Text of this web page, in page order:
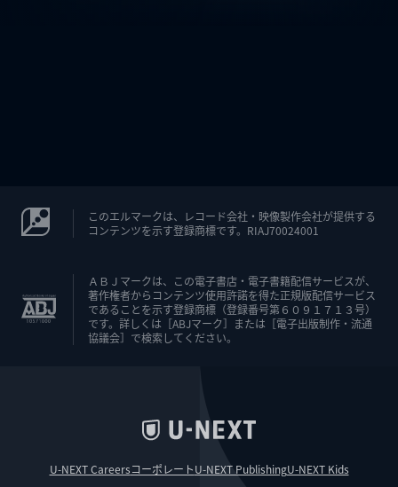
このエルマークは、レコード会社・映像製作会社が提供する
コンテンツを示す登録商標です。RIAJ70024001
ＡＢＪマークは、この電子書店・電子書籍配信サービスが、
著作権者からコンテンツ使用許諾を得た正規版配信サービス
であることを示す登録商標（登録番号第６０９１７１３号）
です。詳しくは［ABJマーク］または［電子出版制作・流通
協議会］で検索してください。
U-NEXT CareersコーポレートU-NEXT PublishingU-NEXT Kids